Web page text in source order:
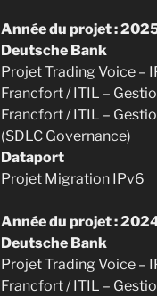
Année du projet :
Deutsche Bank
Projet Trading Voice –
Francfort / ITIL –
Francfort / ITIL –
(SDLC Governance)
Dataport
Projet Migration IPv6
Année du projet :
Deutsche Bank
Projet Trading Voice –
Francfort / ITIL –